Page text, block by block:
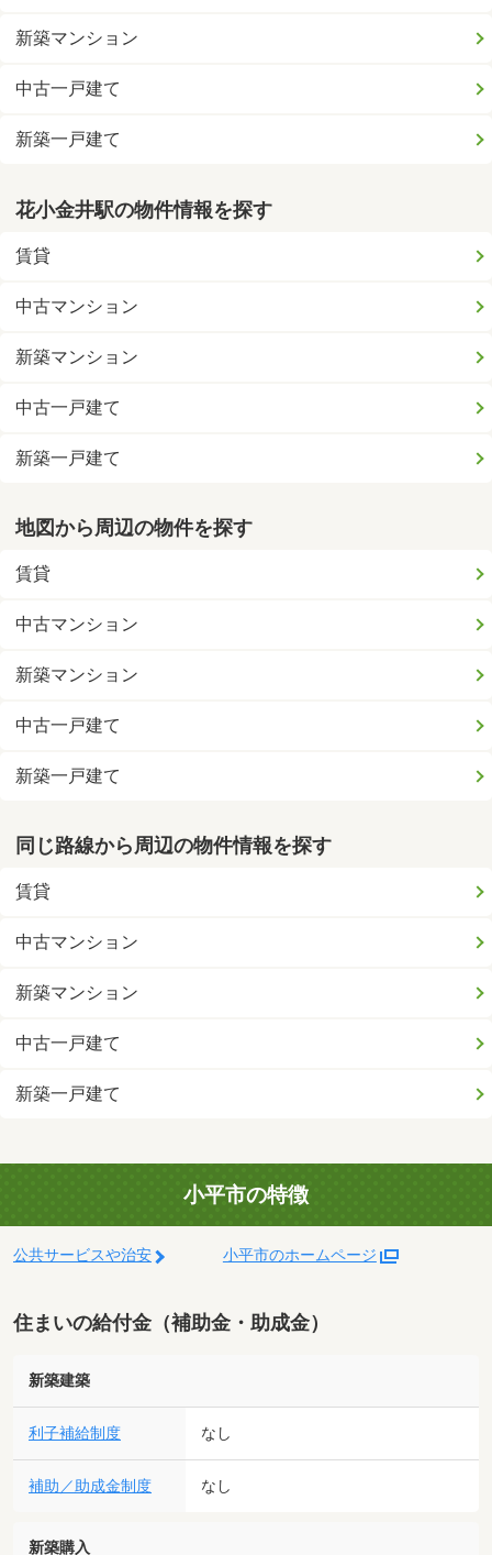
新築マンション
中古一戸建て
新築一戸建て
花小金井駅の物件情報を探す
賃貸
中古マンション
新築マンション
中古一戸建て
新築一戸建て
地図から周辺の物件を探す
賃貸
中古マンション
新築マンション
中古一戸建て
新築一戸建て
同じ路線から周辺の物件情報を探す
賃貸
中古マンション
新築マンション
中古一戸建て
新築一戸建て
小平市の特徴
公共サービスや治安 小平市のホームページ
住まいの給付金（補助金・助成金）
新築建築
利子補給制度 なし
補助／助成金制度 なし
新築購入